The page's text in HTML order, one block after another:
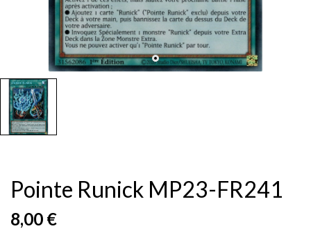
Pointe Runick MP23-FR241
8,00 €